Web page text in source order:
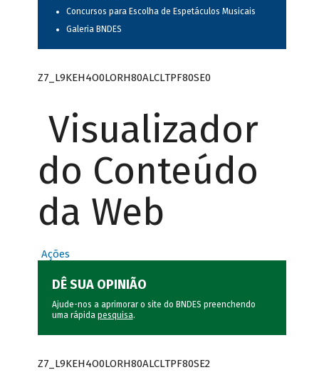
Concursos para Escolha de Espetáculos Musicais
Galeria BNDES
Z7_L9KEH4O0LORH80ALCLTPF80SE0
Visualizador
do Conteúdo
da Web
Ações
DÊ SUA OPINIÃO
Ajude-nos a aprimorar o site do BNDES preenchendo
uma rápida pesquisa.
Z7_L9KEH4O0LORH80ALCLTPF80SE2